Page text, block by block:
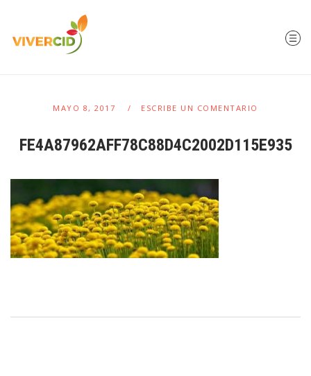
MAYO 8, 2017 ESCRIBE UN COMENTARIO
FE4A87962AFF78C88D4C2002D115E935